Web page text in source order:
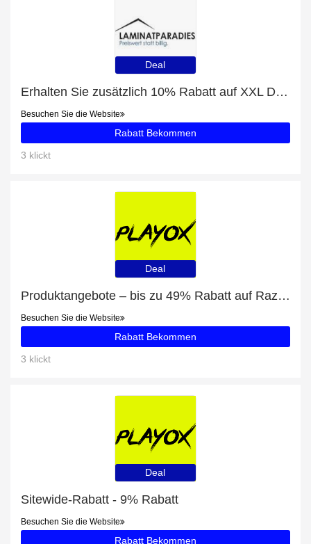
Deal
Erhalten Sie zusätzlich 10% Rabatt auf XXL Diele
Besuchen Sie die Website
Rabatt Bekommen
3 klickt
Deal
Produktangebote – bis zu 49% Rabatt auf Razer Gaming Maus
Besuchen Sie die Website
Rabatt Bekommen
3 klickt
Deal
Sitewide-Rabatt - 9% Rabatt
Besuchen Sie die Website
Rabatt Bekommen